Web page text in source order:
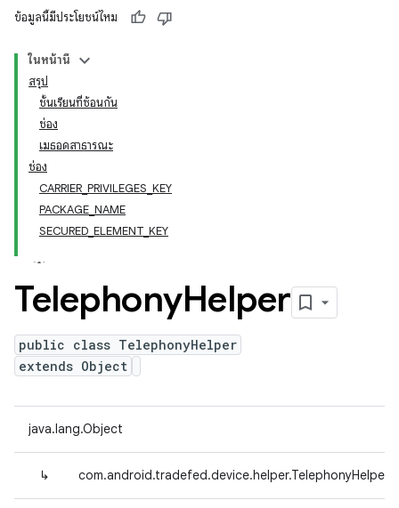
ข้อมูลนี้มีประโยชน์ไหม
ในหน้านี้
สรุป
ชั้นเรียนที่ซ้อนกัน
ช่อง
เมธอดสาธารณะ
ช่อง
CARRIER_PRIVILEGES_KEY
PACKAGE_NAME
SECURED_ELEMENT_KEY
TelephonyHelper
public class TelephonyHelper
extends Object
java.lang.Object
↳ com.android.tradefed.device.helper.TelephonyHelper